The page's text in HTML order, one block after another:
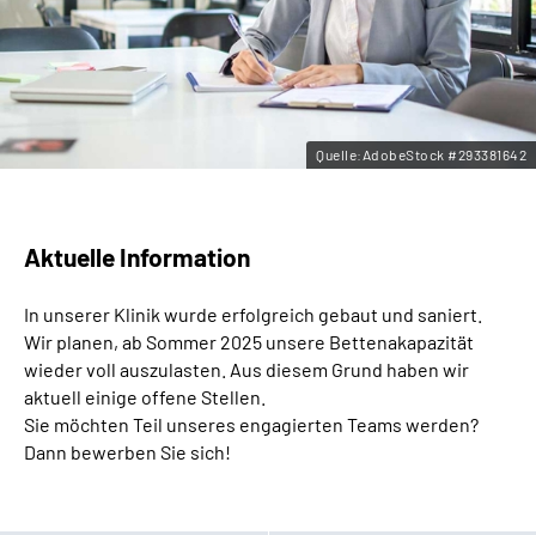
Gebärdensprache
Quelle:AdobeStock #293381642
Aktuelle Information
In unserer Klinik wurde erfolgreich gebaut und saniert.
Wir planen, ab Sommer 2025 unsere Bettenakapazität
wieder voll auszulasten. Aus diesem Grund haben wir
aktuell einige offene Stellen.
Sie möchten Teil unseres engagierten Teams werden?
Dann bewerben Sie sich!